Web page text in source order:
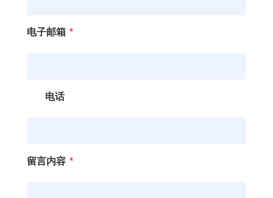
电子邮箱 *
电话
留言内容 *